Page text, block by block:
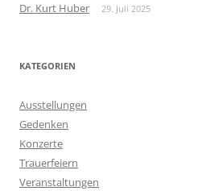
Dr. Kurt Huber
29. Juli 2025
KATEGORIEN
Ausstellungen
Gedenken
Konzerte
Trauerfeiern
Veranstaltungen